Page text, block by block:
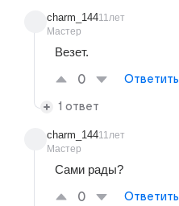
charm_144
Мастер
11лет
Везет.
0 Ответить
1 ответ
charm_144
Мастер
11лет
Сами рады?
0 Ответить